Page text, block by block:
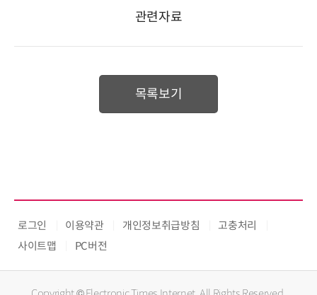
관련자료
목록보기
로그인 이용약관 개인정보취급방침
고충처리
사이트맵
PC버전